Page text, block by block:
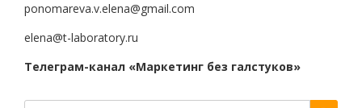
ponomareva.v.elena@gmail.com
elena@t-laboratory.ru
Телеграм-канал «Маркетинг без галстуков»